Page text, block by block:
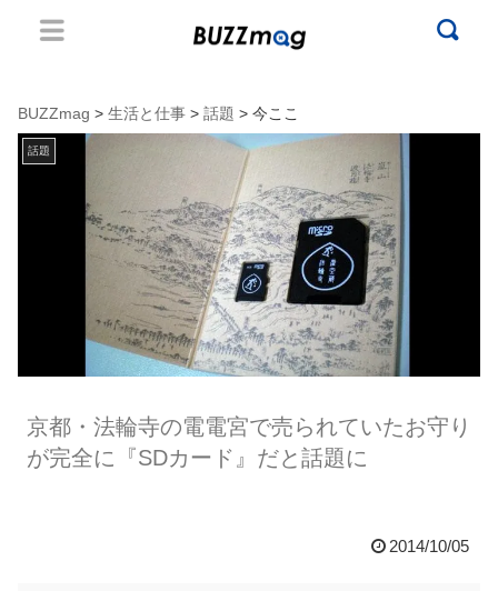
BUZZmag > 生活と仕事 > 話題 > 今ここ
話題
京都・法輪寺の電電宮で売られていたお守り
が完全に『SDカード』だと話題に
2014/10/05